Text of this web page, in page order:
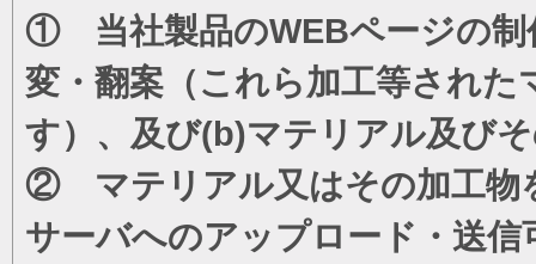
① 当社製品のWEBページの制
変・翻案（これら加工等され
す）、及び(b)マテリアル及び
② マテリアル又はその加工物
サーバへのアップロード・送信